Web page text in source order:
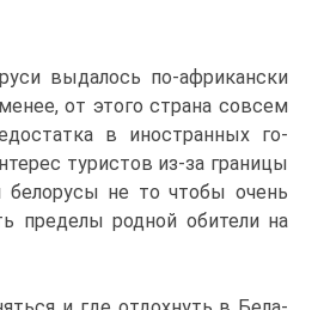
вы­да­лось по-аф­ри­кан­ски
от это­го стра­на со­всем
в ино­стран­ных го­
ту­ри­стов из-за гра­ни­цы
не то что­бы очень
пре­де­лы род­ной оби­те­ли на